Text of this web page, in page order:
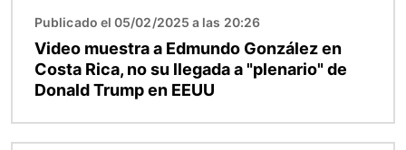
Publicado el 05/02/2025 a las 20:26
Video muestra a Edmundo González en
Costa Rica, no su llegada a "plenario" de
Donald Trump en EEUU